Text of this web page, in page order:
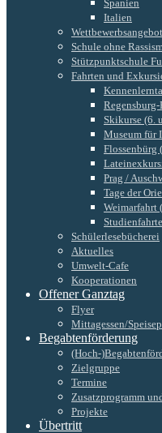
Spanien
Italien
Schule ohne
Stützpunktschule
Fahrten und
Skikurse (6.
Museum für
Flossenbürg
Prag /
Tage der
Weimarfahrt
Schülerlesebücherei
Aktuelles
Umwelt-Cafe
Kooperationen
Offener Ganztag
Flyer
Mittagessen/
Begabtenförderung
(Hoch-
Zielgruppe
Termine
Zusatzprogramm
Projekte
Übertritt